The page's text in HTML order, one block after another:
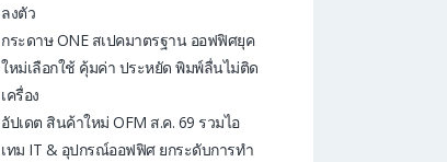
ลงตัว
กระดาษ ONE สเปคมาตรฐาน ออฟฟิศยุค
ใหม่เลือกใช้ คุ้มค่า ประหยัด พิมพ์ลื่นไม่ติด
เครื่อง
อัปเดต สินค้าใหม่ OFM ส.ค. 69 รวมไอ
เทม IT & อุปกรณ์ออฟฟิศ ยกระดับการทำ